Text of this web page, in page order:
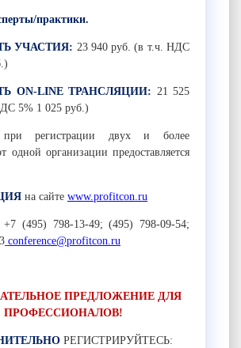
практики.
УЧАСТИЯ: 23 940 руб. (в т.ч. НДС
ON-LINEТРАНСЛЯЦИИ: 21 525
5% 1 025 руб.)
регистрации двух и более
одной организации предоставляется
на сайте www.profitcon.ru
(495) 798-13-49; (495) 798-09-54;
conference@profitcon.ru
ПРЕДЛОЖЕНИЕ ДЛЯ
ПРОФЕССИОНАЛОВ!
РЕГИСТРИРУЙТЕСЬ: